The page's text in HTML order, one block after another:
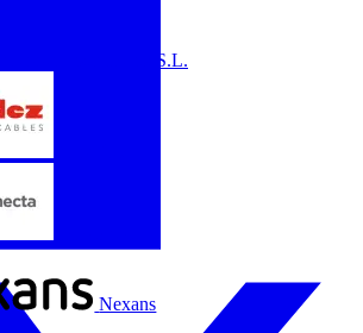
Megger Instruments S.L.
Nexans